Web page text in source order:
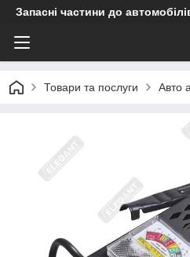
Запасні частини до
Товари та послуги Авто